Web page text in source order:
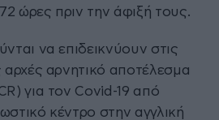
ώρες πριν την άφιξή τους.
να επιδεικνύουν στις
αρχές αρνητικό αποτέλεσμα
για τον Covid-19 από
κέντρο στην αγγλική